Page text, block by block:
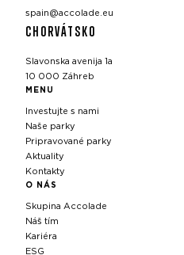
spain@accolade.eu
CHORVÁTSKO
Slavonska avenija 1a
10 000 Záhreb
MENU
Investujte s nami
Naše parky
Pripravované parky
Aktuality
Kontakty
O NÁS
Skupina Accolade
Náš tím
Kariéra
ESG